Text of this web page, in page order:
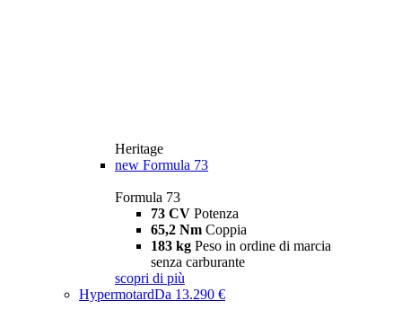
Heritage
new Formula 73
Formula 73
73 CV Potenza
65,2 Nm Coppia
183 kg Peso in ordine di marcia
senza carburante
scopri di più
HypermotardDa 13.290 €